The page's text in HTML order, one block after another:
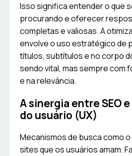
Isso significa entender o que
procurando e oferecer
completas e valiosas. A
envolve o uso estratégico de
títulos, subtítulos e no corpo
sendo vital, mas sempre com
e na relevância.
A sinergia entre SEO
do usuário (UX)
Mecanismos de busca como
sites que os usuários amam.